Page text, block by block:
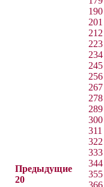
Предыдущие
20
190
201
212
223
234
245
256
267
278
289
300
311
322
333
344
355